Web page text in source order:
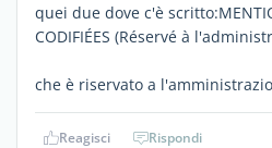
quei due dove c'è
CODIFIÉES (Réservé à
che è riservato a
Reagisci Rispondi